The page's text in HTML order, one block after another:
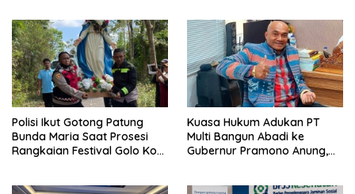
Polisi Ikut Gotong Patung
Bunda Maria Saat Prosesi
Rangkaian Festival Golo Koe
Kuasa Hukum Adukan PT
Multi Bangun Abadi ke
Gubernur Pramono Anung,